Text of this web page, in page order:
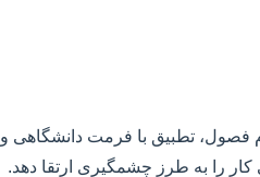
فصول، تطبیق با فرمت دانشگاهی و
را به طرز چشمگیری ارتقا دهد.